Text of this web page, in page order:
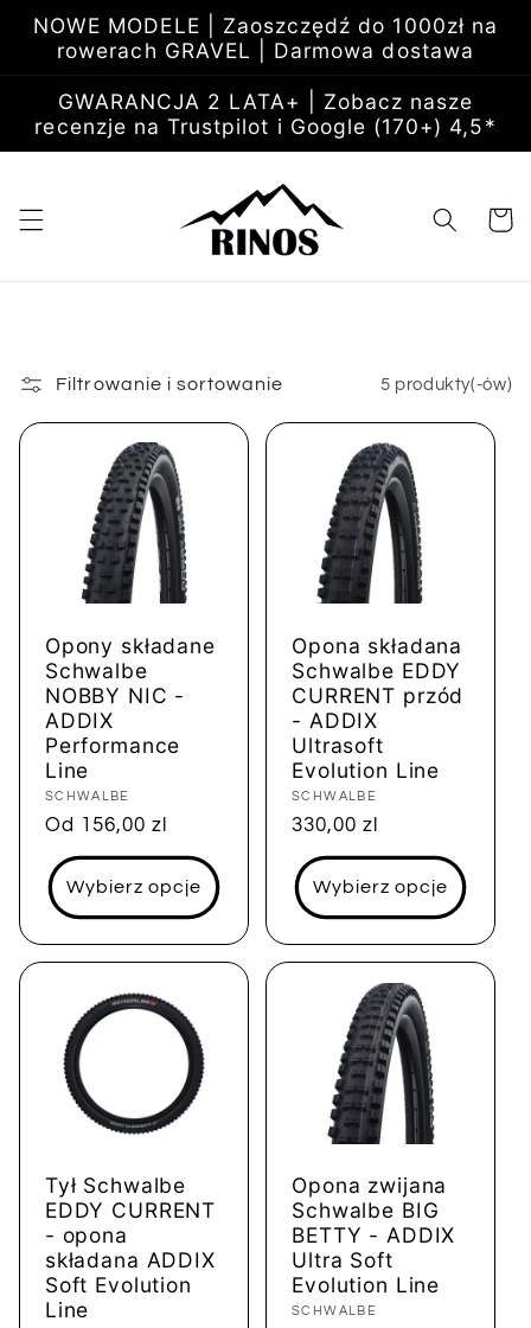
do
treści
NOWE MODELE | Zaoszczędź do 1000zł na
rowerach GRAVEL | Darmowa dostawa
GWARANCJA 2 LATA+ | Zobacz nasze
recenzje na Trustpilot i Google (170+) 4,5*
Koszyk
Filtrowanie i sortowanie 5 produkty(-ów)
Opony składane
Schwalbe
NOBBY NIC -
ADDIX
Performance
Line
Dostawca:
SCHWALBE
Cena
regularna
Od 156,00 zl
Wybierz opcje
Opona składana
Schwalbe EDDY
CURRENT przód
- ADDIX
Ultrasoft
Evolution Line
Dostawca:
SCHWALBE
Cena
regularna
330,00 zl
Wybierz opcje
Tył Schwalbe
EDDY CURRENT
- opona
składana ADDIX
Soft Evolution
Line
Opona zwijana
Schwalbe BIG
BETTY - ADDIX
Ultra Soft
Evolution Line
Dostawca:
SCHWALBE